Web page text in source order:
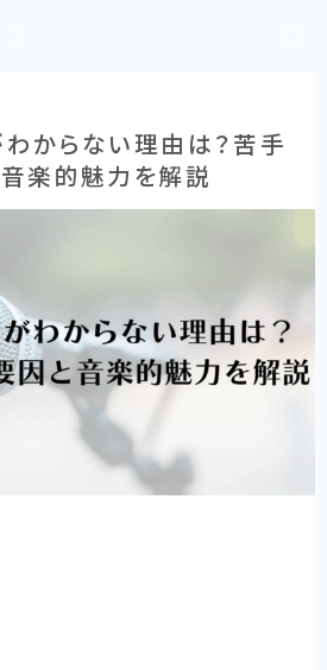
からない理由は？苦手
楽的魅力を解説